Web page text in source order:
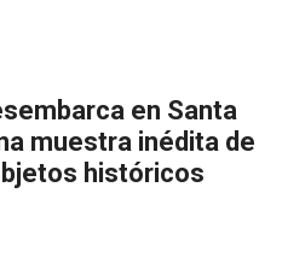
en Santa
muestra inédita de
históricos